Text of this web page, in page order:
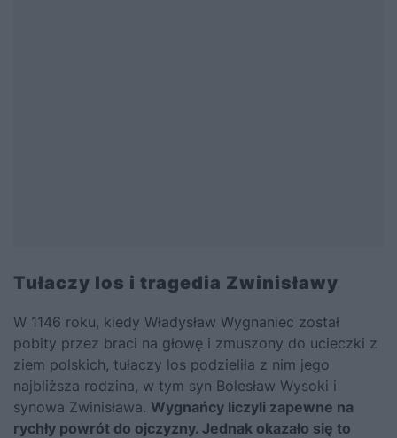
Tułaczy los i tragedia Zwinisławy
W 1146 roku, kiedy Władysław Wygnaniec został
pobity przez braci na głowę i zmuszony do ucieczki z
ziem polskich, tułaczy los podzieliła z nim jego
najbliższa rodzina, w tym syn Bolesław Wysoki i
synowa Zwinisława. Wygnańcy liczyli zapewne na
rychły powrót do ojczyzny. Jednak okazało się to